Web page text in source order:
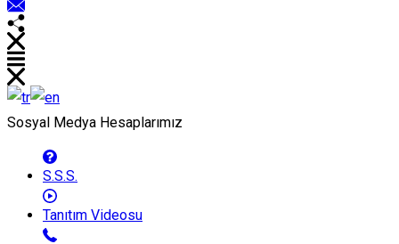
Sosyal Medya Hesaplarımız
S.S.S.
Tanıtım Videosu